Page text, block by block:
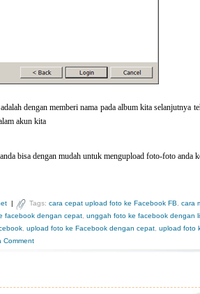
dengan memberi nama pada album kita selanjutnya
akun kita
bisa dengan mudah untuk mengupload foto-foto anda
| Tags: cara cepat upload foto ke Facebook FB cara
facebook dengan cepat unggah foto ke facebook dengan
upload foto ke Facebook dengan cepat upload foto
Comment